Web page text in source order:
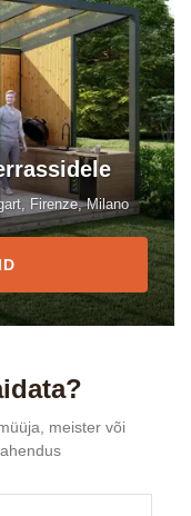
Firenze, Milano
meister või